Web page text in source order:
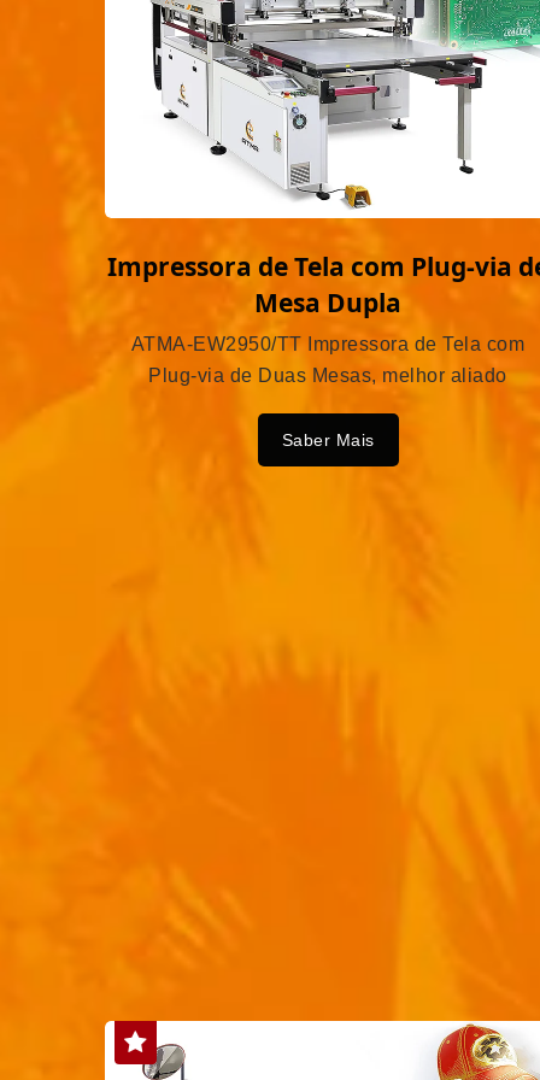
Impressora de Tela com Plug-via
Mesa Dupla
ATMA-EW2950/TT Impressora de Tela com
Plug-via de Duas Mesas, melhor aliado
Saber Mais